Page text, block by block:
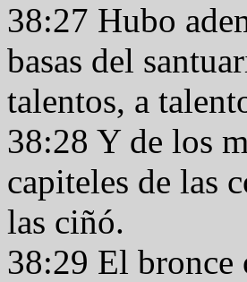
38:27 Hubo
basas del
talentos, a
38:28 Y de los
capiteles de las
las ciñó.
38:29 El bronce